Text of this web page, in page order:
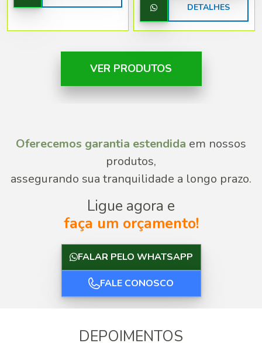
DETALHES
VER PRODUTOS
Oferecemos garantia estendida em nossos
produtos,
assegurando sua tranquilidade a longo prazo.
Ligue agora e
faça um orçamento!
FALAR PELO WHATSAPP
FALE CONOSCO
DEPOIMENTOS